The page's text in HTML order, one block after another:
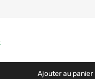
Ajouter au panier